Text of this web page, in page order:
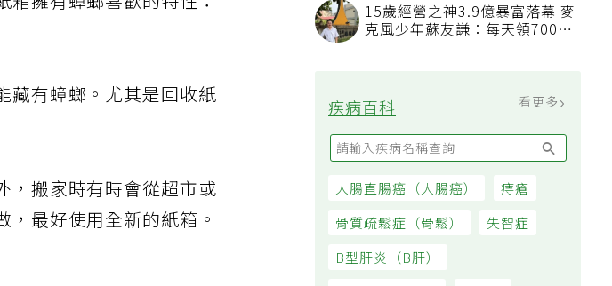
15歲經營之神3.9億暴富落幕 麥
疾病百科
擁有蟑螂喜歡的特性：
藏有蟑螂。尤其是回收紙
，搬家時有時會從超市或
最好使用全新的紙箱。